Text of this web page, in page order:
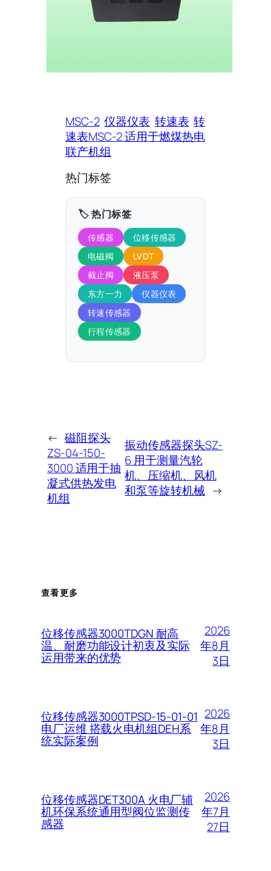
MSC-2 仪器仪表 转速表 转
速表MSC-2 适用于燃煤热电
联产机组
热门标签
🏷️ 热门标签
传感器
位移传感器
电磁阀
LVDT
截止阀
液压泵
东方一力
仪器仪表
转速传感器
行程传感器
← 磁阻探头
ZS-04-150-
3000 适用于抽
凝式供热发电
机组
振动传感器探头SZ-
6 用于测量汽轮
机、压缩机、风机
和泵等旋转机械 →
查看更多
位移传感器3000TDGN 耐高
温、耐磨功能设计初衷及实际
运用带来的优势
2026
年8月
3日
位移传感器3000TPSD-15-01-01
电厂运维 搭载火电机组DEH系
统实际案例
2026
年8月
3日
位移传感器DET300A 火电厂辅
机环保系统通用型阀位监测传
感器
2026
年7月
27日